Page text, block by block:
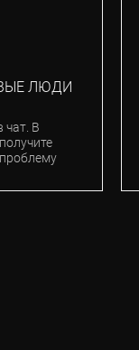
ЛЮДИ
чат. В